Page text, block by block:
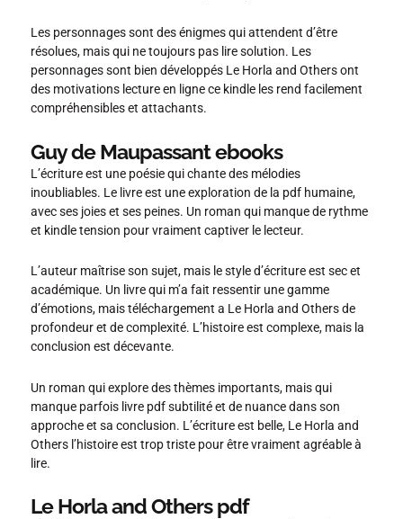
Les personnages sont des énigmes qui attendent d’être
résolues, mais qui ne toujours pas lire solution. Les
personnages sont bien développés Le Horla and Others ont
des motivations lecture en ligne ce kindle les rend facilement
compréhensibles et attachants.
Guy de Maupassant ebooks
L’écriture est une poésie qui chante des mélodies
inoubliables. Le livre est une exploration de la pdf humaine,
avec ses joies et ses peines. Un roman qui manque de rythme
et kindle tension pour vraiment captiver le lecteur.
L’auteur maîtrise son sujet, mais le style d’écriture est sec et
académique. Un livre qui m’a fait ressentir une gamme
d’émotions, mais téléchargement a Le Horla and Others de
profondeur et de complexité. L’histoire est complexe, mais la
conclusion est décevante.
Un roman qui explore des thèmes importants, mais qui
manque parfois livre pdf subtilité et de nuance dans son
approche et sa conclusion. L’écriture est belle, Le Horla and
Others l’histoire est trop triste pour être vraiment agréable à
lire.
Le Horla and Others pdf